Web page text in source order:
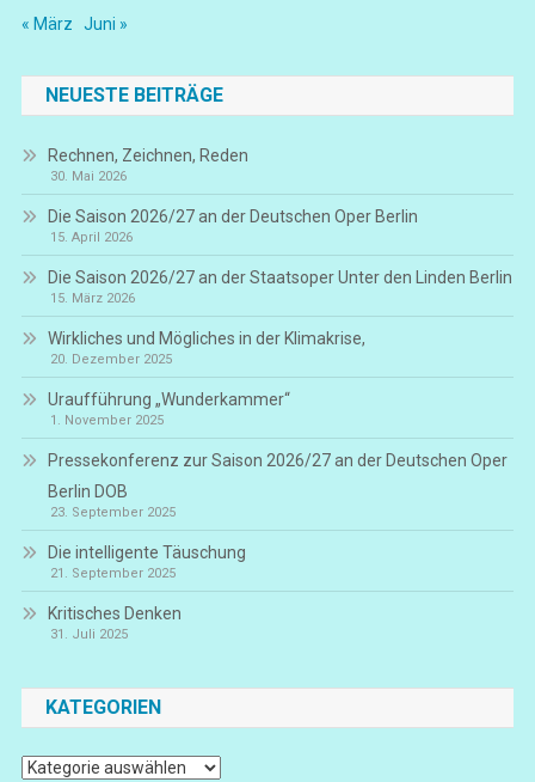
« März Juni »
NEUESTE BEITRÄGE
Rechnen, Zeichnen, Reden
30. Mai 2026
Die Saison 2026/27 an der Deutschen Oper Berlin
15. April 2026
Die Saison 2026/27 an der Staatsoper Unter den Linden Berlin
15. März 2026
Wirkliches und Mögliches in der Klimakrise,
20. Dezember 2025
Uraufführung „Wunderkammer“
1. November 2025
Pressekonferenz zur Saison 2026/27 an der Deutschen Oper
Berlin DOB
23. September 2025
Die intelligente Täuschung
21. September 2025
Kritisches Denken
31. Juli 2025
KATEGORIEN
Kategorien